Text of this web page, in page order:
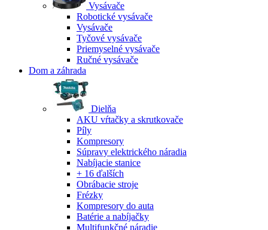
Vysávače
Robotické vysávače
Vysávače
Tyčové vysávače
Priemyselné vysávače
Ručné vysávače
Dom a záhrada
Dielňa
AKU vŕtačky a skrutkovače
Píly
Kompresory
Súpravy elektrického náradia
Nabíjacie stanice
+ 16 ďalších
Obrábacie stroje
Frézky
Kompresory do auta
Batérie a nabíjačky
Multifunkčné náradie